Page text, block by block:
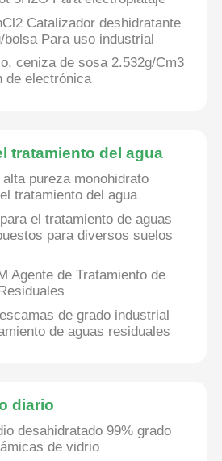
de los procesos minerales
metalúrgicos
del agua
Catalizador deshidratante
bolsa Para uso industrial
ceniza de sosa 2.532g/Cm3
de electrónica
tratamiento del agua
pureza monohidrato
tratamiento del agua
el tratamiento de aguas
para diversos suelos
Agente de Tratamiento de
de grado industrial
de aguas residuales
diario
desahidratado 99% grado
de vidrio